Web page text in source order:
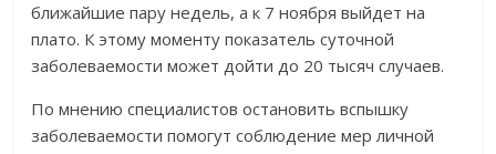
ближайшие пару недель, а к 7 ноября выйдет на
плато. К этому моменту показатель суточной
заболеваемости может дойти до 20 тысяч случаев.
По мнению специалистов остановить вспышку
заболеваемости помогут соблюдение мер личной